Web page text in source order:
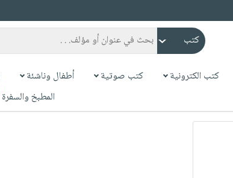
كتب الكترونية كتب صوتية أطفال وناشئة
المطبخ والسفرة